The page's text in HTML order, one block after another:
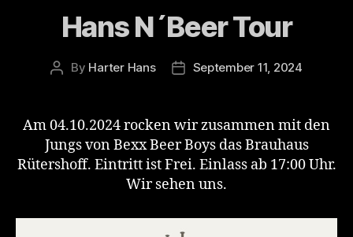
Hans N´Beer Tour
Post
By Harter Hans
PostSeptember 11, 2024
Am 04.10.2024 rocken wir zusammen mit den
Jungs von Bexx Beer Boys das Brauhaus
Rütershoff. Eintritt ist Frei. Einlass ab 17:00 Uhr.
Wir sehen uns.